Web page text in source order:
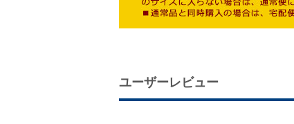
ユーザーレビュー